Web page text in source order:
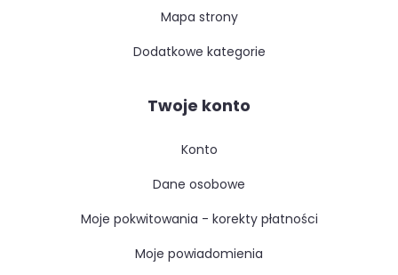
mapa strony
dodatkowe kategorie
Twoje konto
konto
dane osobowe
moje pokwitowania - korekty płatności
moje powiadomienia